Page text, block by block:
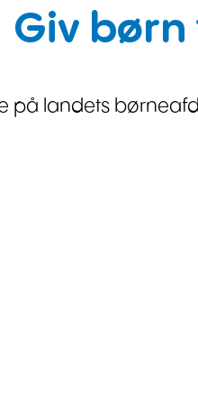
Giv
på landets